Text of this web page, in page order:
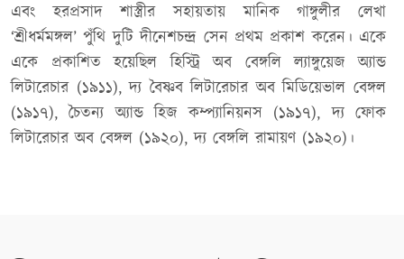
এবং হরপ্রসাদ শাস্ত্রীর সহায়তায় মানিক গাঙ্গুলীর লেখা
‘শ্রীধর্মমঙ্গল’ পুঁথি দুটি দীনেশচন্দ্র সেন প্রথম প্রকাশ করেন। একে
একে প্রকাশিত হয়েছিল হিস্ট্রি অব বেঙ্গলি ল্যাঙ্গুয়েজ অ্যান্ড
লিটারেচার (১৯১১), দ্য বৈষ্ণব লিটারেচার অব মিডিয়েভাল বেঙ্গল
(১৯১৭), চৈতন্য অ্যান্ড হিজ কম্প্যানিয়নস (১৯১৭), দ্য ফোক
লিটারেচার অব বেঙ্গল (১৯২০), দ্য বেঙ্গলি রামায়ণ (১৯২০)।